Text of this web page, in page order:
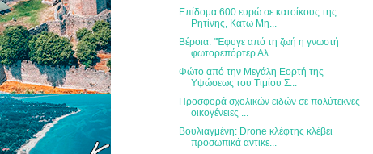
Επίδομα 600 ευρώ σε κατοίκους της
Ρητίνης, Κάτω Μη...
Βέροια: "Έφυγε από τη ζωή η γνωστή
φωτορεπόρτερ Αλ...
Φώτο από την Μεγάλη Εορτή της
Υψώσεως του Τιμίου Σ...
Προσφορά σχολικών ειδών σε πολύτεκνες
οικογένειες ...
Βουλιαγμένη: Drone κλέφτης κλέβει
προσωπικά αντικε...